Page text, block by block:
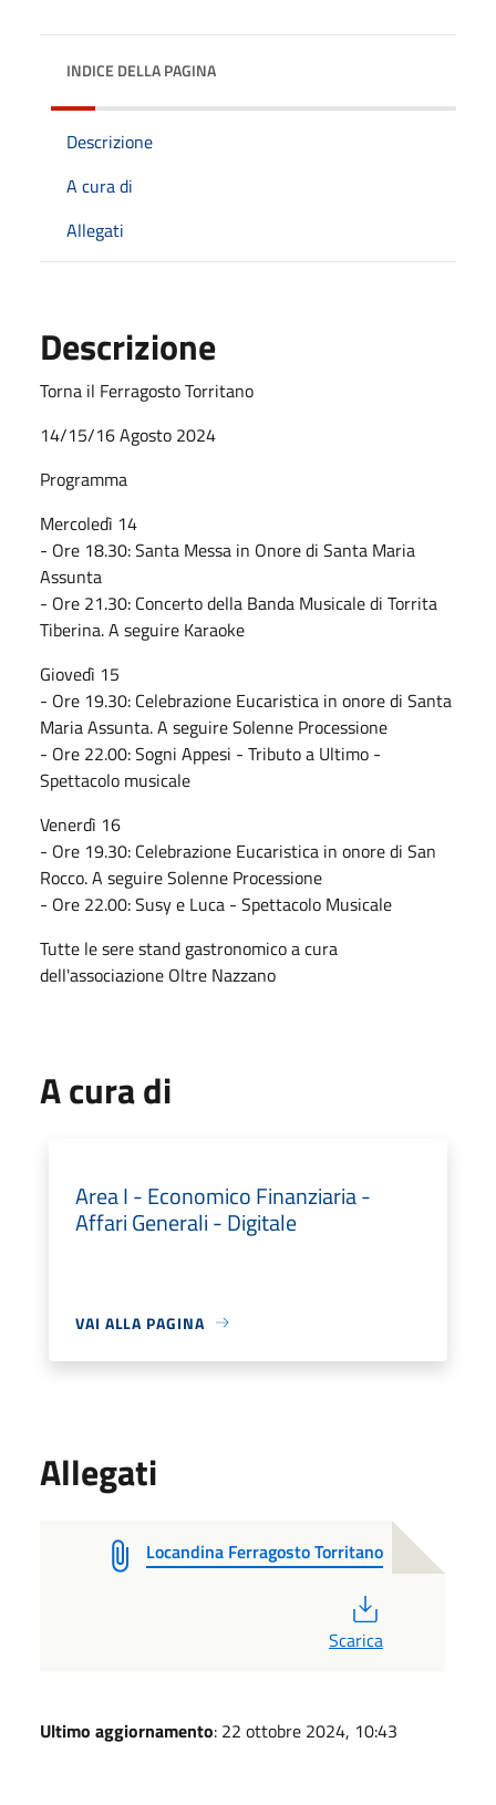
INDICE DELLA PAGINA
Descrizione
A cura di
Allegati
Descrizione
Torna il Ferragosto Torritano
14/15/16 Agosto 2024
Programma
Mercoledì 14
- Ore 18.30: Santa Messa in Onore di Santa Maria
Assunta
- Ore 21.30: Concerto della Banda Musicale di Torrita
Tiberina. A seguire Karaoke
Giovedì 15
- Ore 19.30: Celebrazione Eucaristica in onore di Santa
Maria Assunta. A seguire Solenne Processione
- Ore 22.00: Sogni Appesi - Tributo a Ultimo -
Spettacolo musicale
Venerdì 16
- Ore 19.30: Celebrazione Eucaristica in onore di San
Rocco. A seguire Solenne Processione
- Ore 22.00: Susy e Luca - Spettacolo Musicale
Tutte le sere stand gastronomico a cura
dell'associazione Oltre Nazzano
A cura di
Area I - Economico Finanziaria -
Affari Generali - Digitale
VAI ALLA PAGINA
Allegati
Locandina Ferragosto Torritano
Scarica
Ultimo aggiornamento: 22 ottobre 2024, 10:43